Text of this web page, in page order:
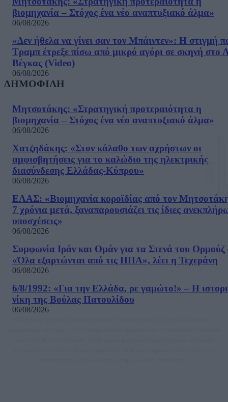
βιομηχανία – Στόχος ένα νέο αναπτυξιακό άλμα»
06/08/2026
«Δεν ήθελα να γίνει σαν τον Μπάιντεν»: Η στιγμή
Τραμπ έτρεξε πίσω από μικρό αγόρι σε σκηνή στο
Βέγκας (Video)
06/08/2026
ΔΗΜΟΦΙΛΗ
Μητσοτάκης: «Στρατηγική προτεραιότητα η
βιομηχανία – Στόχος ένα νέο αναπτυξιακό άλμα»
06/08/2026
Χατζηδάκης: «Στον κάλαθο των αχρήστων οι
αμφισβητήσεις για το καλώδιο της ηλεκτρικής
διασύνδεσης Ελλάδας-Κύπρου»
06/08/2026
ΕΛΑΣ: «Βιομηχανία κοροϊδίας από τον
7 χρόνια μετά, ξαναπαρουσιάζει τις ίδιες
υποσχέσεις»
06/08/2026
Συμφωνία Ιράν και Ομάν για τα Στενά του Ορμούζ
«Όλα εξαρτώνται από τις ΗΠΑ», λέει η Τεχεράνη
06/08/2026
6/8/1992: «Για την Ελλάδα, ρε γαμώτο!» – Η
νίκη της Βούλας Πατουλίδου
06/08/2026